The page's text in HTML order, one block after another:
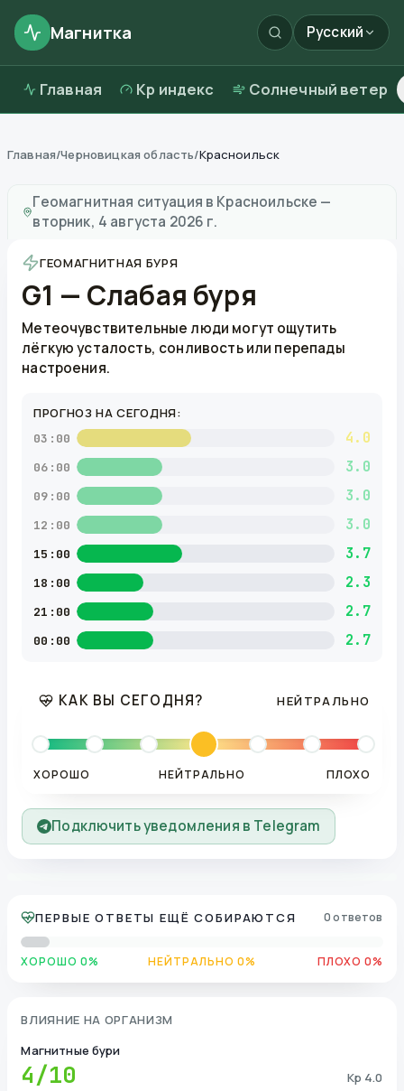
Магнитка Русский
Главная Kp индекс Солнечный ветер
Главная/Черновицкая область/Красноильск
Геомагнитная ситуация в Красноильске —
вторник, 4 августа 2026 г.
ГЕОМАГНИТНАЯ БУРЯ
G1 — Слабая буря
Метеочувствительные люди могут ощутить
лёгкую усталость, сонливость или перепады
настроения.
ПРОГНОЗ НА СЕГОДНЯ:
03:00 4.0
06:00 3.0
09:00 3.0
12:00 3.0
15:00 3.7
18:00 2.3
21:00 2.7
00:00 2.7
КАК ВЫ СЕГОДНЯ? НЕЙТРАЛЬНО
ХОРОШО НЕЙТРАЛЬНО ПЛОХО
Подключить уведомления в Telegram
ПЕРВЫЕ ОТВЕТЫ ЕЩЁ СОБИРАЮТСЯ 0 ответов
ХОРОШО 0% НЕЙТРАЛЬНО 0% ПЛОХО 0%
ВЛИЯНИЕ НА ОРГАНИЗМ
Магнитные бури
4/10 Kp 4.0